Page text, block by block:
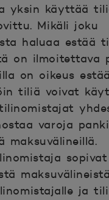
yksin käyttää
Mikäli joku
haluaa estää
on ilmoitettava
on oikeus
tiliä voivat
varoja
maksuvälineillä.
sopivat
ja